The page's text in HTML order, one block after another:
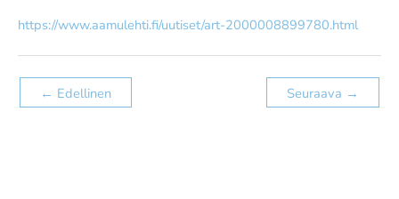
https://www.aamulehti.fi/uutiset/art-2000008899780.html
← Edellinen Seuraava →